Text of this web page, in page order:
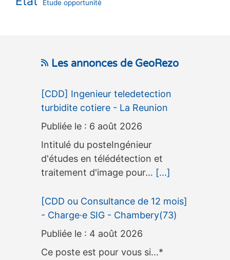
Étude opportunité
Les annonces de GeoRezo
[CDD] Ingenieur teledetection
turbidite cotiere - La Reunion
6 août 2026
Intitulé du posteIngénieur
d'études en télédétection et
traitement d'image pour… [...]
[CDD ou Consultance de 12 mois]
- Charge·e SIG - Chambery(73)
4 août 2026
Ce poste est pour vous si...*